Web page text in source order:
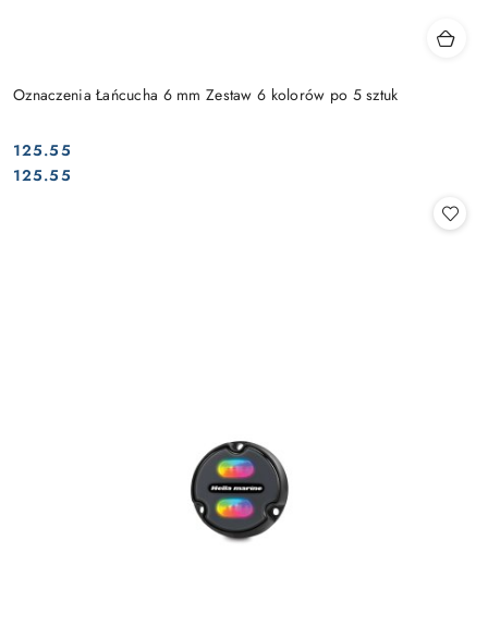
Oznaczenia Łańcucha 6 mm Zestaw 6 kolorów po 5 sztuk
Cena:
125.55
Cena:
125.55